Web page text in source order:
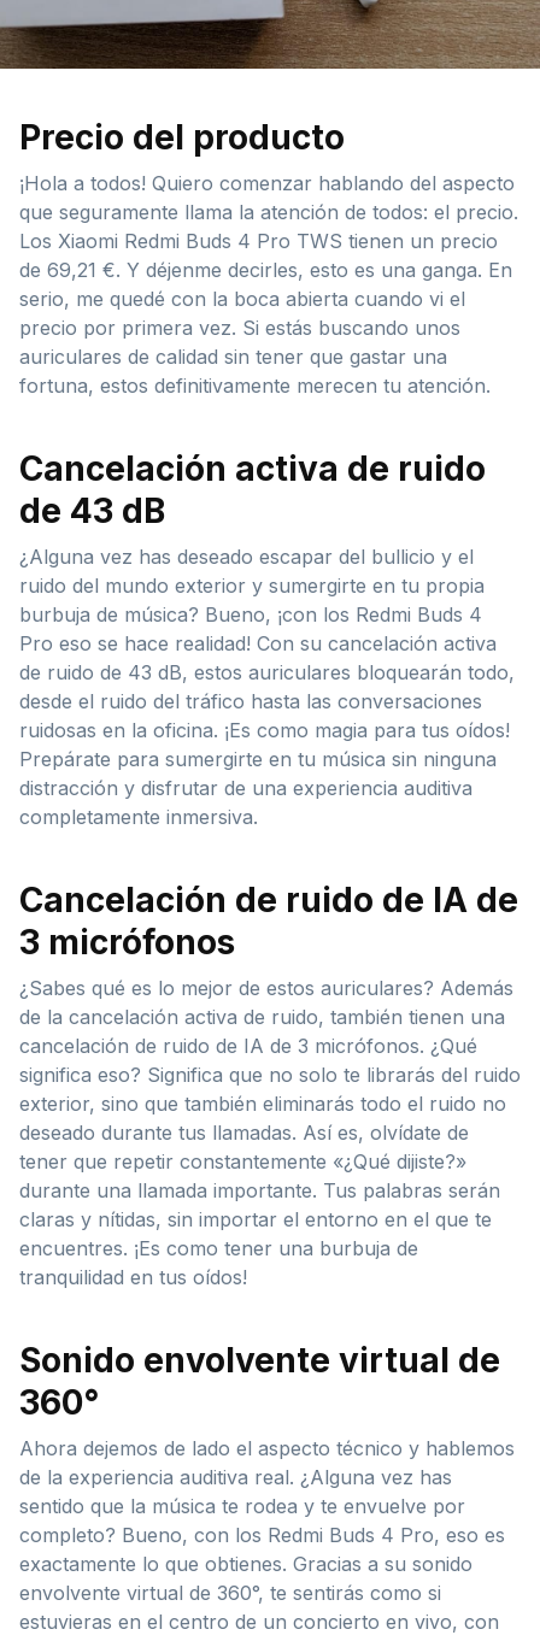
Precio del producto
¡Hola a todos! Quiero comenzar hablando del aspecto
que seguramente llama la atención de todos: el precio.
Los Xiaomi Redmi Buds 4 Pro TWS tienen un precio
de 69,21 €. Y déjenme decirles, esto es una ganga. En
serio, me quedé con la boca abierta cuando vi el
precio por primera vez. Si estás buscando unos
auriculares de calidad sin tener que gastar una
fortuna, estos definitivamente merecen tu atención.
Cancelación activa de ruido
de 43 dB
¿Alguna vez has deseado escapar del bullicio y el
ruido del mundo exterior y sumergirte en tu propia
burbuja de música? Bueno, ¡con los Redmi Buds 4
Pro eso se hace realidad! Con su cancelación activa
de ruido de 43 dB, estos auriculares bloquearán todo,
desde el ruido del tráfico hasta las conversaciones
ruidosas en la oficina. ¡Es como magia para tus oídos!
Prepárate para sumergirte en tu música sin ninguna
distracción y disfrutar de una experiencia auditiva
completamente inmersiva.
Cancelación de ruido de IA de
3 micrófonos
¿Sabes qué es lo mejor de estos auriculares? Además
de la cancelación activa de ruido, también tienen una
cancelación de ruido de IA de 3 micrófonos. ¿Qué
significa eso? Significa que no solo te librarás del ruido
exterior, sino que también eliminarás todo el ruido no
deseado durante tus llamadas. Así es, olvídate de
tener que repetir constantemente «¿Qué dijiste?»
durante una llamada importante. Tus palabras serán
claras y nítidas, sin importar el entorno en el que te
encuentres. ¡Es como tener una burbuja de
tranquilidad en tus oídos!
Sonido envolvente virtual de
360°
Ahora dejemos de lado el aspecto técnico y hablemos
de la experiencia auditiva real. ¿Alguna vez has
sentido que la música te rodea y te envuelve por
completo? Bueno, con los Redmi Buds 4 Pro, eso es
exactamente lo que obtienes. Gracias a su sonido
envolvente virtual de 360°, te sentirás como si
estuvieras en el centro de un concierto en vivo, con